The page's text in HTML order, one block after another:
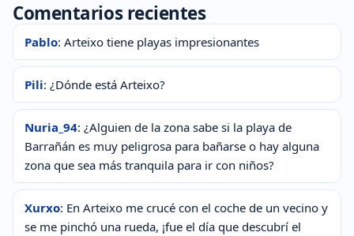
Comentarios recientes
Pablo: Arteixo tiene playas impresionantes
Pili: ¿Dónde está Arteixo?
Nuria_94: ¿Alguien de la zona sabe si la playa de
Barrañán es muy peligrosa para bañarse o hay alguna
zona que sea más tranquila para ir con niños?
Xurxo: En Arteixo me crucé con el coche de un vecino y
se me pinchó una rueda, ¡fue el día que descubrí el